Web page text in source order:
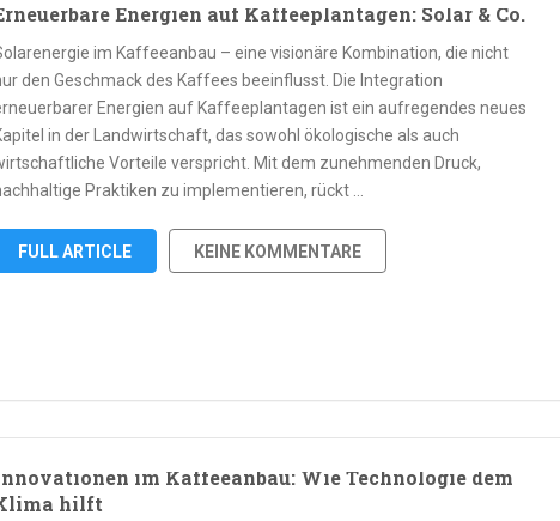
Energien auf Kaffeeplantagen: Solar & Co.
im Kaffeeanbau – eine visionäre Kombination, die nicht
den Geschmack des Kaffees beeinflusst. Die Integration
Energien auf Kaffeeplantagen ist ein aufregendes neues
in der Landwirtschaft, das sowohl ökologische als auch
Vorteile verspricht. Mit dem zunehmenden Druck,
Praktiken zu implementieren, rückt …
FULL ARTICLE KEINE KOMMENTARE
im Kaffeeanbau: Wie Technologie dem
hilft